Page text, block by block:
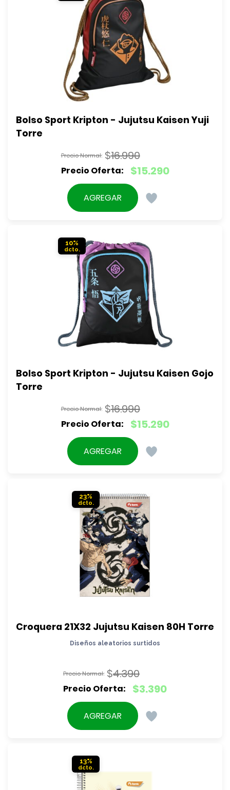
Bolso Sport Kripton - Jujutsu Kaisen Yuji
Torre
$16.990
El
precio
original
$15.290
El
precio
actual
AGREGAR
10%
Bolso Sport Kripton - Jujutsu Kaisen Gojo
Torre
$16.990
El
precio
original
$15.290
El
precio
actual
AGREGAR
23%
Croquera 21X32 Jujutsu Kaisen 80H Torre
Diseños aleatorios surtidos
$4.390
El
precio
original
$3.390
El
precio
actual
AGREGAR
13%